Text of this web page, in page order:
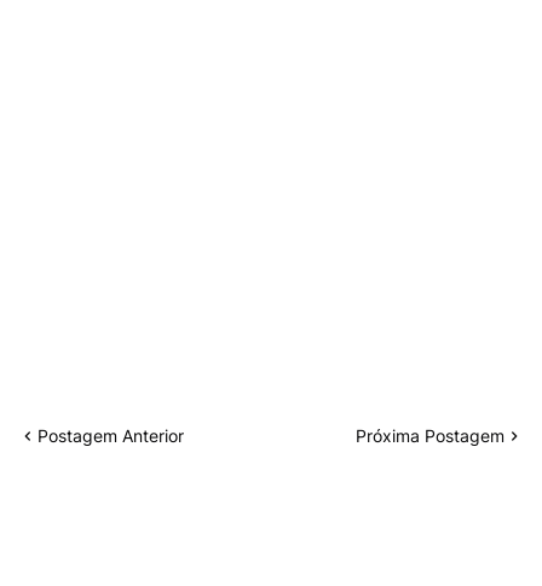
Postagem Anterior Próxima Postagem